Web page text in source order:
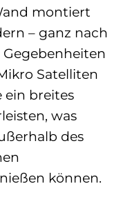
montiert
– ganz nach
Satelliten
ein breites
was
des
können.